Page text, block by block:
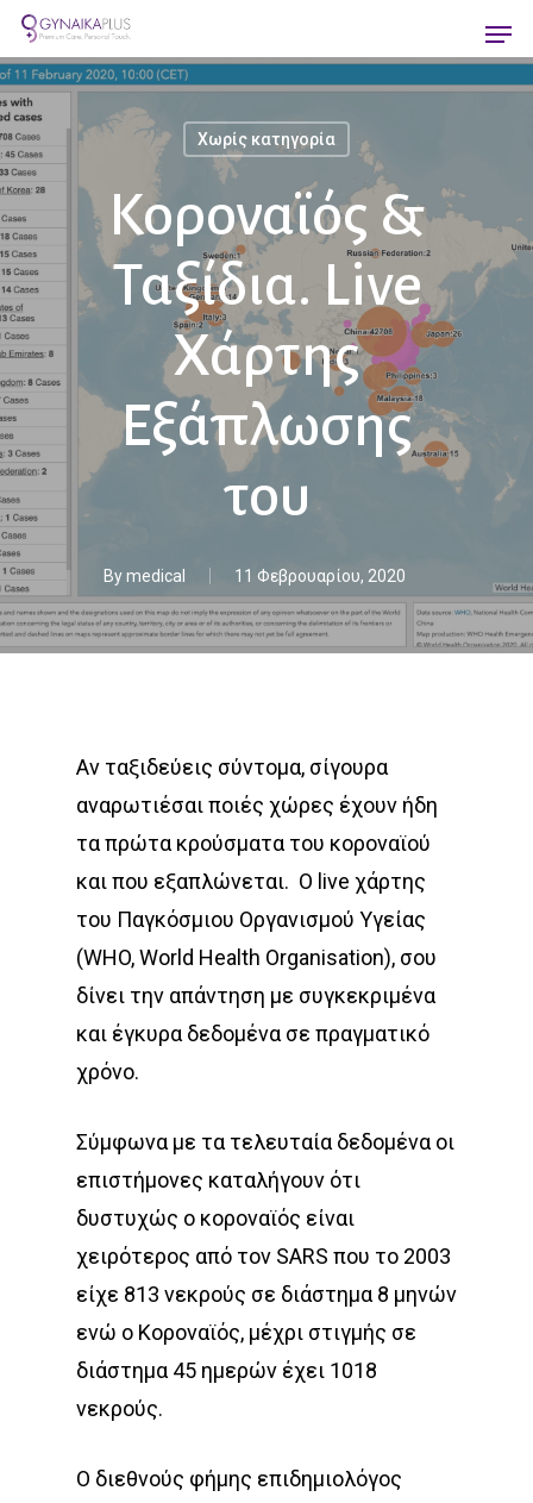
Skip
to
main
content
Χωρίς κατηγορία
Κοροναϊός &
Ταξίδια. Live
Χάρτης
Εξάπλωσης
του
Bymedical 11 Φεβρουαρίου, 2020
Αν ταξιδεύεις σύντομα, σίγουρα
αναρωτιέσαι ποιές χώρες έχουν ήδη
τα πρώτα κρούσματα του κοροναϊού
και που εξαπλώνεται. Ο live χάρτης
του Παγκόσμιου Οργανισμού Υγείας
(WHO, World Health Organisation), σου
δίνει την απάντηση με συγκεκριμένα
και έγκυρα δεδομένα σε πραγματικό
χρόνο.
Σύμφωνα με τα τελευταία δεδομένα οι
επιστήμονες καταλήγουν ότι
δυστυχώς ο κοροναϊός είναι
χειρότερος από τον SARS που το 2003
είχε 813 νεκρούς σε διάστημα 8 μηνών
ενώ ο Κοροναϊός, μέχρι στιγμής σε
διάστημα 45 ημερών έχει 1018
νεκρούς.
Ο διεθνούς φήμης επιδημιολόγος